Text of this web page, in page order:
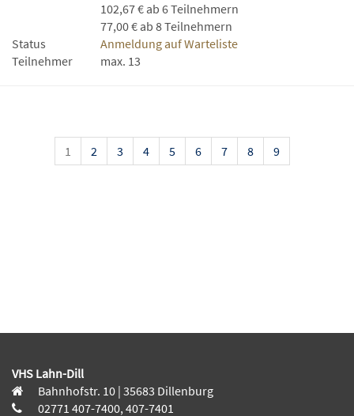
102,67 € ab 6 Teilnehmern
77,00 € ab 8 Teilnehmern
Status
Anmeldung auf Warteliste
Teilnehmer
max. 13
1 2 3 4 5 6 7 8 9
VHS Lahn-Dill
Bahnhofstr. 10 | 35683 Dillenburg
02771 407-7400, 407-7401